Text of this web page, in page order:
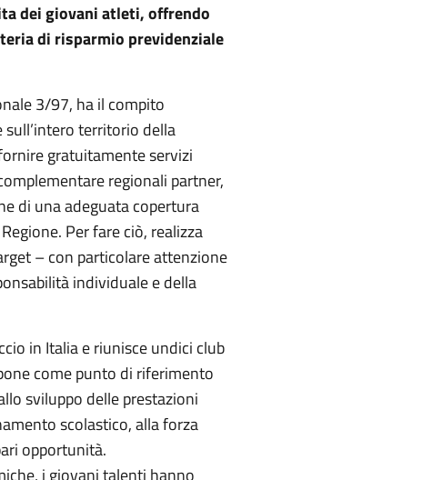
dei giovani atleti, offrendo
di risparmio previdenziale
3/97, ha il compito
territorio della
gratuitamente servizi
regionali partner,
di una adeguata copertura
Per fare ciò, realizza
– con particolare attenzione
individuale e della
in Italia e riunisce undici club
come punto di riferimento
sviluppo delle prestazioni
scolastico, alla forza
opportunità.
i giovani talenti hanno